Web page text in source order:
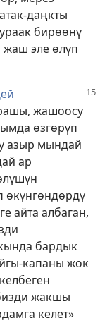
даңкты
бирөөнү
жаш эле өлүп
жашоосу
өзгөрүп
азыр мындай
ар
өкүнгөндөрдү
айта албаган,
бардык
капаны жок
жакшы
келет»